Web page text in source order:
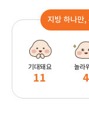
지방 하나만,
기대돼요
11
놀라
4